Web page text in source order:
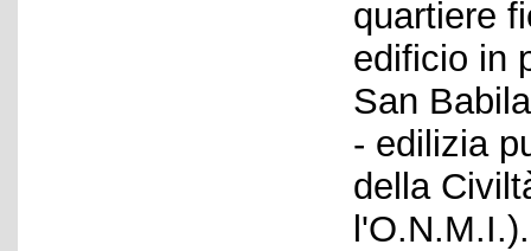
quartiere
edificio in
San
- edilizia
della
l'O.N.M.I.).